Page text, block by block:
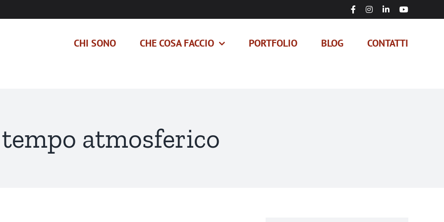
FacebookInstagram
LinkedInYouTube
CHI SONO CHE COSA FACCIO PORTFOLIO BLOG CONTATTI
tempo atmosferico